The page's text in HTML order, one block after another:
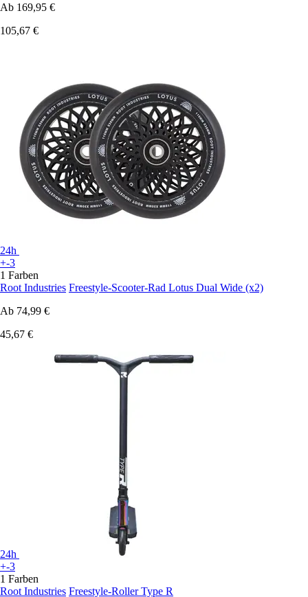
Ab 169,95 €
105,67 €
24h
+-3
1 Farben
Root Industries Freestyle-Scooter-Rad Lotus Dual Wide (x2)
Ab 74,99 €
45,67 €
24h
+-3
1 Farben
Root Industries Freestyle-Roller Type R